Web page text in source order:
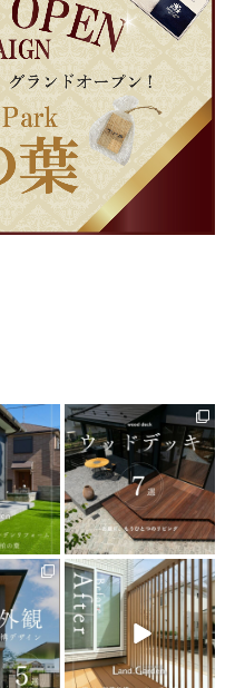
land_garden
30 0
0
land_garden
25 0